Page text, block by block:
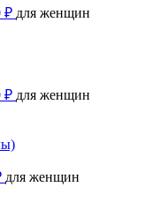
₽ для женщин
₽ для женщин
для женщин